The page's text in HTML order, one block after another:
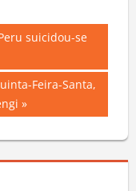
suicidou-se
Feira-Santa,